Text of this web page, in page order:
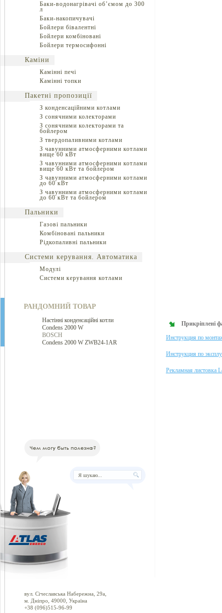
Баки-водонагрівачі об’ємом до 300
л
Баки-накопичувачі
Бойлери бівалентні
Бойлери комбіновані
Бойлери термосифонні
Каміни
Камінні печі
Камінні топки
Пакетні пропозиції
З конденсаційними котлами
З сонячними колекторами
З сонячними колекторами та
бойлером
З твердопаливними котлами
З чавунними атмосферними котлами
вище 60 кВт
З чавунними атмосферними котлами
вище 60 кВт та бойлером
З чавунними атмосферними котлами
до 60 кВт
З чавунними атмосферними котлами
до 60 кВт та бойлером
Пальники
Газові пальники
Комбіновані пальники
Рідкопаливні пальники
Системи керування. Автоматика
Модулі
Системи керування котлами
РАНДОМНИЙ ТОВАР
Настінні конденсаційні котли
Condens 2000 W
BOSCH
Condens 2000 W ZWB24-1AR
Прикріплені
Инструкция по
Инструкция по
Рекламная листовка
вул. Січеславська Набережна, 29а,
м. Дніпро, 49000, Україна
+38 (096)515-96-99